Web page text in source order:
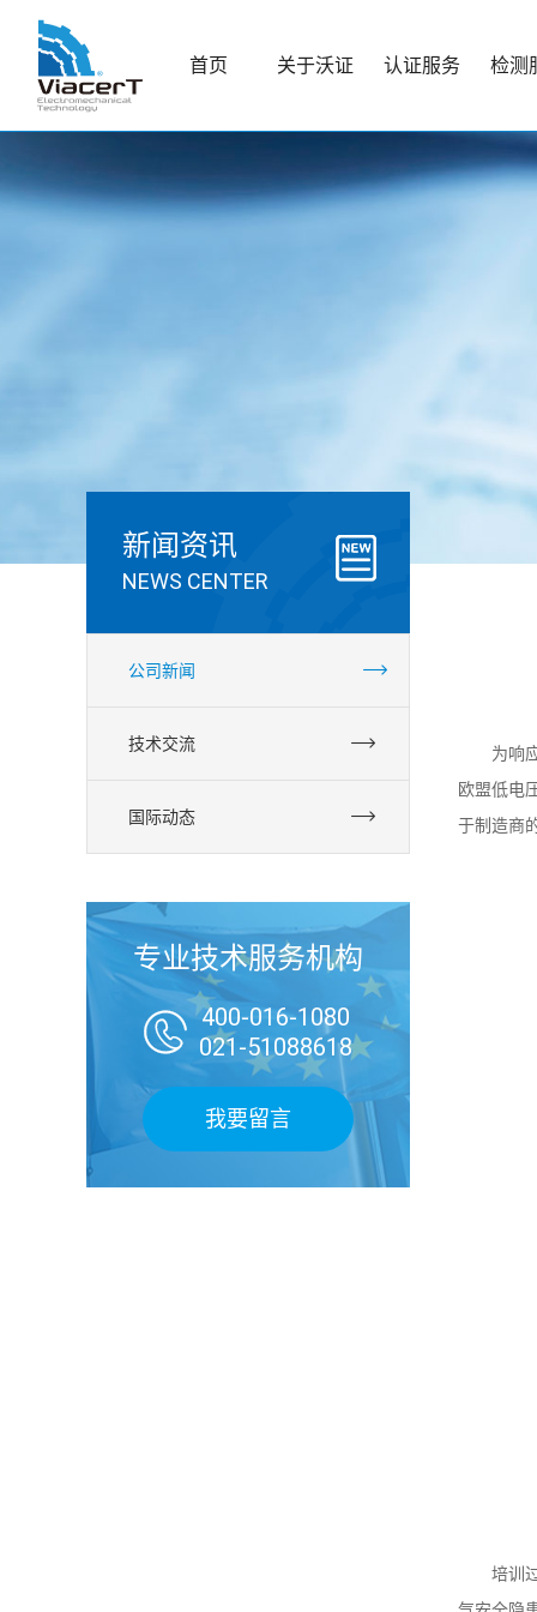
首页 关于沃证 认证服务 检测
新闻资讯
NEWS CENTER
公司新闻
技术交流
国际动态
专业技术服务机构
 400-016-1080
021-51088618
我要留言
为响应
欧盟低电
于制造商
培训过